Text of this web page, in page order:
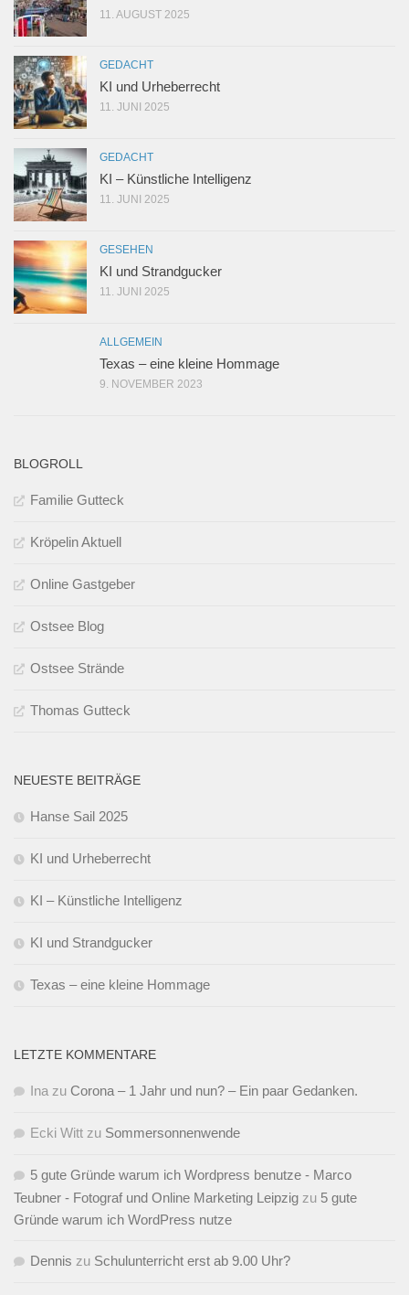
11. AUGUST 2025
GEDACHT
KI und Urheberrecht
11. JUNI 2025
GEDACHT
KI – Künstliche Intelligenz
11. JUNI 2025
GESEHEN
KI und Strandgucker
11. JUNI 2025
ALLGEMEIN
Texas – eine kleine Hommage
9. NOVEMBER 2023
BLOGROLL
Familie Gutteck
Kröpelin Aktuell
Online Gastgeber
Ostsee Blog
Ostsee Strände
Thomas Gutteck
NEUESTE BEITRÄGE
Hanse Sail 2025
KI und Urheberrecht
KI – Künstliche Intelligenz
KI und Strandgucker
Texas – eine kleine Hommage
LETZTE KOMMENTARE
Ina zu Corona – 1 Jahr und nun? – Ein paar Gedanken.
Ecki Witt zu Sommersonnenwende
5 gute Gründe warum ich Wordpress benutze - Marco
Teubner - Fotograf und Online Marketing Leipzig zu 5 gute
Gründe warum ich WordPress nutze
Dennis zu Schulunterricht erst ab 9.00 Uhr?